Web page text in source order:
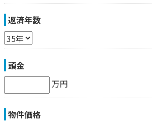
返済年数
頭金
万円
物件価格